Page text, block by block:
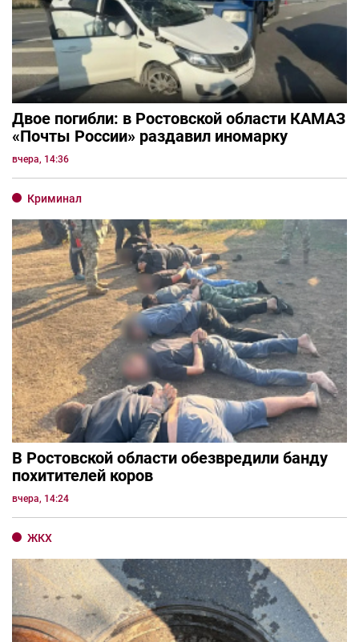
Двое погибли: в Ростовской области КАМАЗ
«Почты России» раздавил иномарку
вчера, 14:36
Криминал
В Ростовской области обезвредили банду
похитителей коров
вчера, 14:24
ЖКХ